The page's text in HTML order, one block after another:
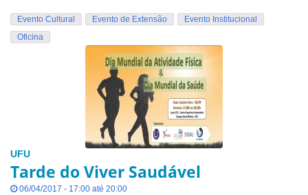
Evento Cultural Evento de Extensão
Evento Institucional
Oficina
UFU
Tarde do Viver Saudável
06/04/2017 - 17:00 até 20:00